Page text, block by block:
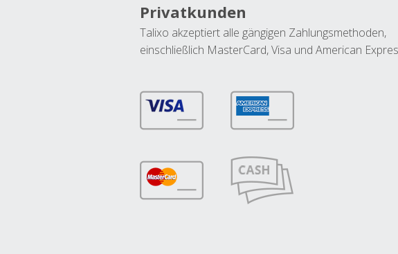
Privatkunden
Talixo akzeptiert alle gängigen Zahlungsmethoden,
einschließlich MasterCard, Visa und American